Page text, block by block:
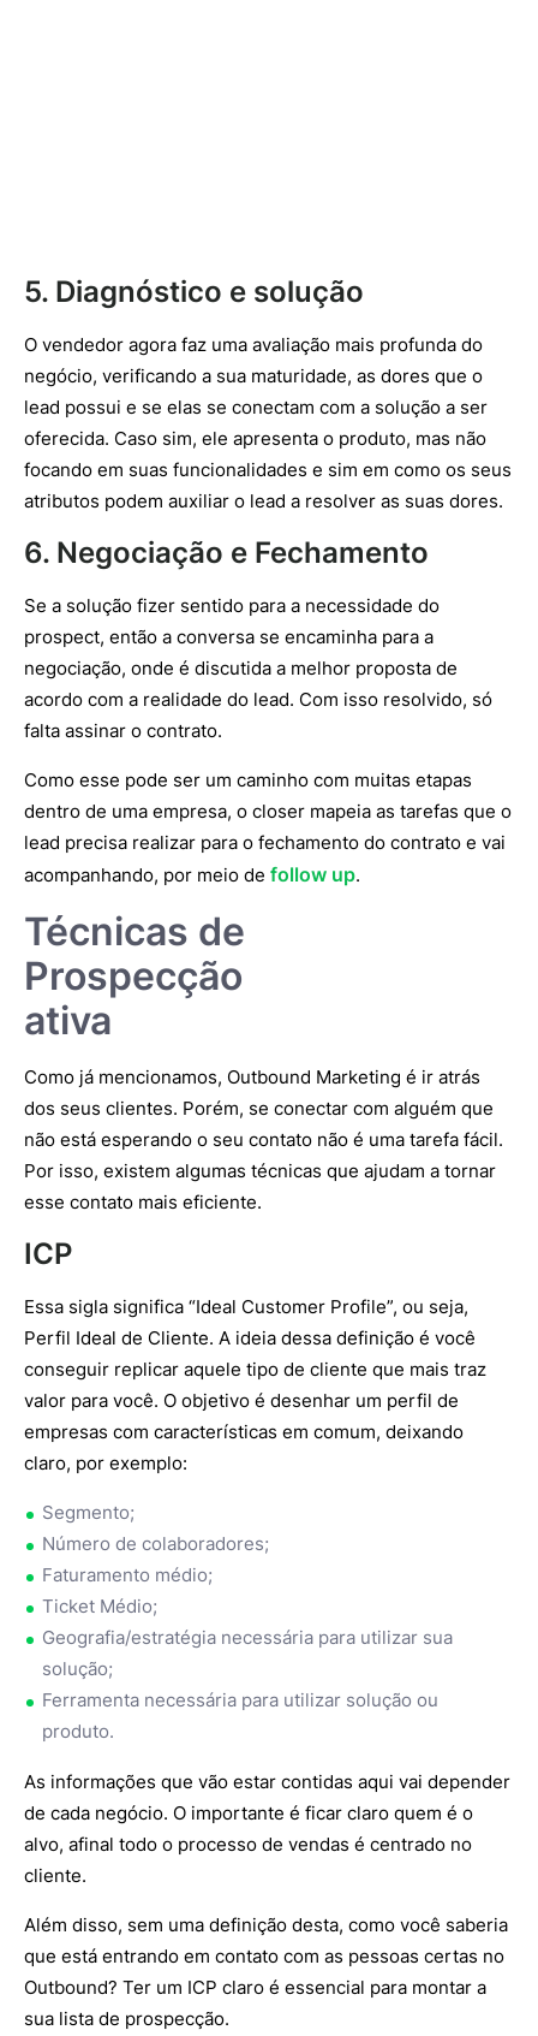
5. Diagnóstico e solução
O vendedor agora faz uma avaliação mais profunda do
negócio, verificando a sua maturidade, as dores que o
lead possui e se elas se conectam com a solução a ser
oferecida. Caso sim, ele apresenta o produto, mas não
focando em suas funcionalidades e sim em como os seus
atributos podem auxiliar o lead a resolver as suas dores.
6. Negociação e Fechamento
Se a solução fizer sentido para a necessidade do
prospect, então a conversa se encaminha para a
negociação, onde é discutida a melhor proposta de
acordo com a realidade do lead. Com isso resolvido, só
falta assinar o contrato.
Como esse pode ser um caminho com muitas etapas
dentro de uma empresa, o closer mapeia as tarefas que o
lead precisa realizar para o fechamento do contrato e vai
acompanhando, por meio de follow up.
Técnicas de
Prospecção
ativa
Como já mencionamos, Outbound Marketing é ir atrás
dos seus clientes. Porém, se conectar com alguém que
não está esperando o seu contato não é uma tarefa fácil.
Por isso, existem algumas técnicas que ajudam a tornar
esse contato mais eficiente.
ICP
Essa sigla significa “Ideal Customer Profile”, ou seja,
Perfil Ideal de Cliente. A ideia dessa definição é você
conseguir replicar aquele tipo de cliente que mais traz
valor para você. O objetivo é desenhar um perfil de
empresas com características em comum, deixando
claro, por exemplo:
Segmento;
Número de colaboradores;
Faturamento médio;
Ticket Médio;
Geografia/estratégia necessária para utilizar sua
solução;
Ferramenta necessária para utilizar solução ou
produto.
As informações que vão estar contidas aqui vai depender
de cada negócio. O importante é ficar claro quem é o
alvo, afinal todo o processo de vendas é centrado no
cliente.
Além disso, sem uma definição desta, como você saberia
que está entrando em contato com as pessoas certas no
Outbound? Ter um ICP claro é essencial para montar a
sua lista de prospecção.